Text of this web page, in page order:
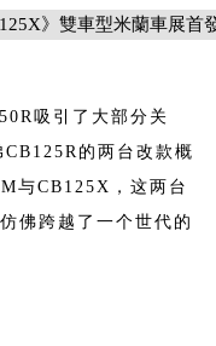
吸引了大部分关
的两台改款概
与CB125X，这两台
佛跨越了一个世代的